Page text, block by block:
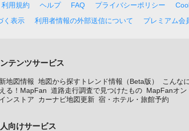
利用規約 ヘルプ FAQ プライバシーポリシー
く表示 利用者情報の外部送信について プレミアム会
テンツサービス
地図情報 地図から探すトレンド情報（Beta版）
こんな
る！MapFan 道路走行調査で見つけたもの MapFanオン
ンストア
カーナビ地図更新 宿・ホテル・旅館予約
向けサービス